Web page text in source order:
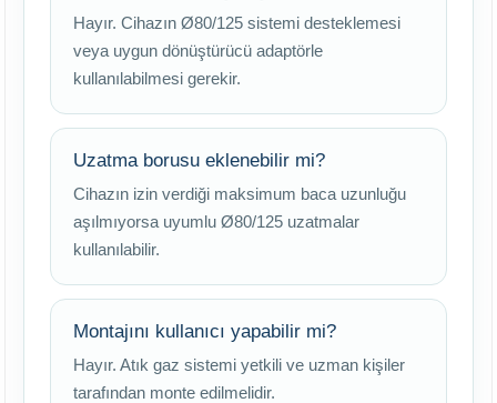
Hayır. Cihazın Ø80/125 sistemi desteklemesi
veya uygun dönüştürücü adaptörle
kullanılabilmesi gerekir.
Uzatma borusu eklenebilir mi?
Cihazın izin verdiği maksimum baca uzunluğu
aşılmıyorsa uyumlu Ø80/125 uzatmalar
kullanılabilir.
Montajını kullanıcı yapabilir mi?
Hayır. Atık gaz sistemi yetkili ve uzman kişiler
tarafından monte edilmelidir.